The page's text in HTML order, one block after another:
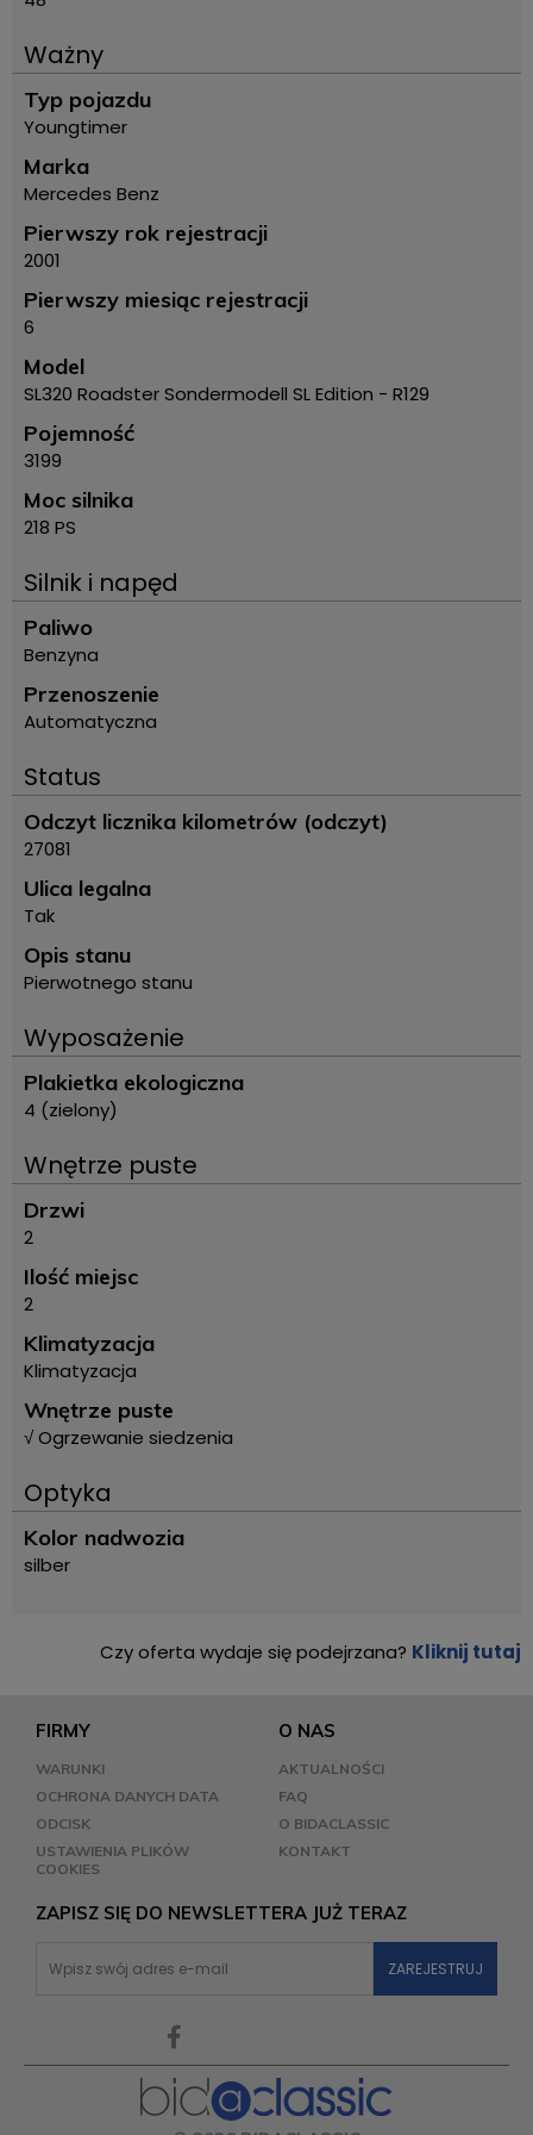
Ważny
Typ pojazdu
Youngtimer
Marka
Mercedes Benz
Pierwszy rok rejestracji
2001
Pierwszy miesiąc rejestracji
6
Model
SL320 Roadster Sondermodell SL Edition - R129
Pojemność
3199
Moc silnika
218 PS
Silnik i napęd
Paliwo
Benzyna
Przenoszenie
Automatyczna
Status
Odczyt licznika kilometrów (odczyt)
27081
Ulica legalna
Tak
Opis stanu
Pierwotnego stanu
Wyposażenie
Plakietka ekologiczna
4 (zielony)
Wnętrze puste
Drzwi
2
Ilość miejsc
2
Klimatyzacja
Klimatyzacja
Wnętrze puste
√ Ogrzewanie siedzenia
Optyka
Kolor nadwozia
silber
Czy oferta wydaje się podejrzana? Kliknij tutaj
FIRMY
WARUNKI
OCHRONA DANYCH DATA
ODCISK
USTAWIENIA PLIKÓW
COOKIES
O NAS
AKTUALNOŚCI
FAQ
O BIDACLASSIC
KONTAKT
ZAPISZ SIĘ DO NEWSLETTERA JUŻ TERAZ